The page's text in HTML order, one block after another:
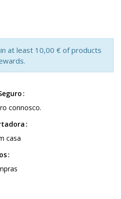
at least 10,00 € of products
connosco.
casa